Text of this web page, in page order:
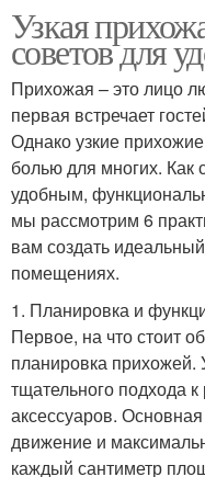
Узкая
советов для
Прихожая – это лицо
первая встречает
Однако узкие
болью для многих. Как
удобным,
мы рассмотрим 6
вам создать
помещениях.
1. Планировка и
Первое, на что стоит
планировка прихожей.
тщательного подхода
аксессуаров.
движение и
каждый сантиметр